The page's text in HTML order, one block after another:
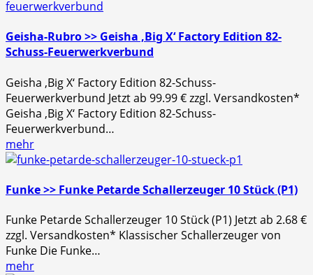
Geisha-Rubro >> Geisha ‚Big X‘ Factory Edition 82-
Schuss-Feuerwerkverbund
Geisha ‚Big X‘ Factory Edition 82-Schuss-
Feuerwerkverbund Jetzt ab 99.99 € zzgl. Versandkosten*
Geisha ‚Big X‘ Factory Edition 82-Schuss-
Feuerwerkverbund…
mehr
Funke >> Funke Petarde Schallerzeuger 10 Stück (P1)
Funke Petarde Schallerzeuger 10 Stück (P1) Jetzt ab 2.68 €
zzgl. Versandkosten* Klassischer Schallerzeuger von
Funke Die Funke…
mehr